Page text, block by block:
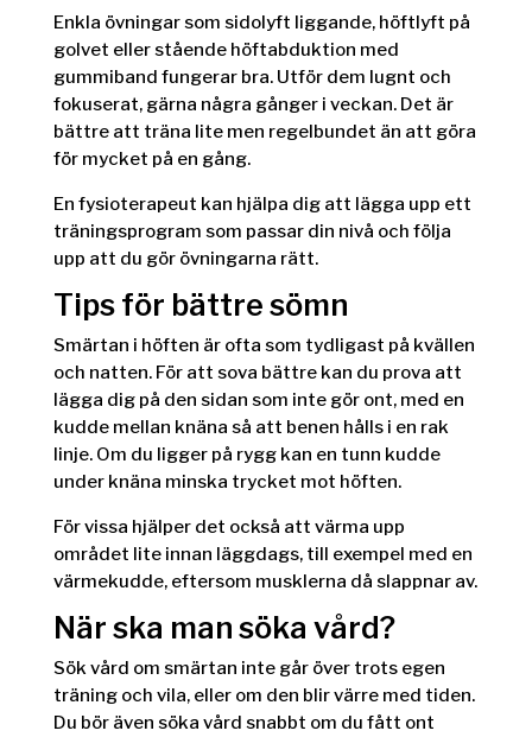
Enkla övningar som sidolyft liggande, höftlyft på
golvet eller stående höftabduktion med
gummiband fungerar bra. Utför dem lugnt och
fokuserat, gärna några gånger i veckan. Det är
bättre att träna lite men regelbundet än att göra
för mycket på en gång.
En fysioterapeut kan hjälpa dig att lägga upp ett
träningsprogram som passar din nivå och följa
upp att du gör övningarna rätt.
Tips för bättre sömn
Smärtan i höften är ofta som tydligast på kvällen
och natten. För att sova bättre kan du prova att
lägga dig på den sidan som inte gör ont, med en
kudde mellan knäna så att benen hålls i en rak
linje. Om du ligger på rygg kan en tunn kudde
under knäna minska trycket mot höften.
För vissa hjälper det också att värma upp
området lite innan läggdags, till exempel med en
värmekudde, eftersom musklerna då slappnar av.
När ska man söka vård?
Sök vård om smärtan inte går över trots egen
träning och vila, eller om den blir värre med tiden.
Du bör även söka vård snabbt om du fått ont